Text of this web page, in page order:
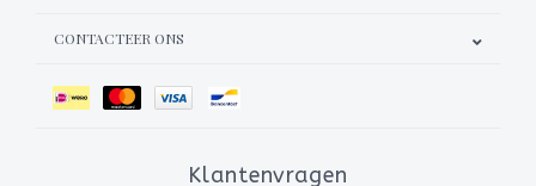
CONTACTEER ONS
Klantenvragen